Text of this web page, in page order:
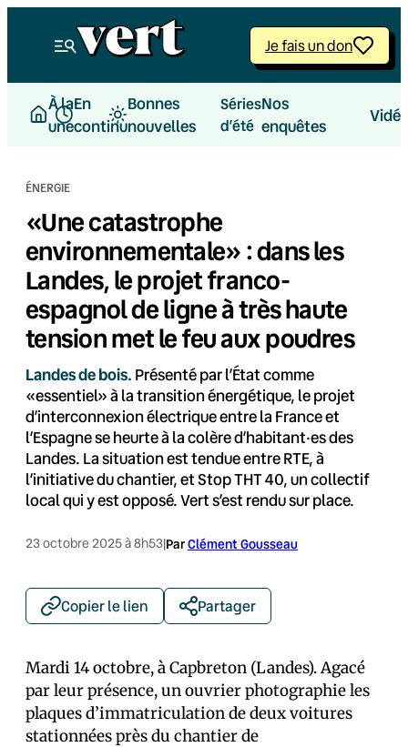
Je fais un don
À la
une
En
continu
Bonnes
nouvelles
Séries
d’été
Nos
enquêtes
ÉNERGIE
«Une catastrophe
environnementale» : dans les
Landes, le projet franco-
espagnol de ligne à très haute
tension met le feu aux poudres
Landes de bois. Présenté par l’État comme
«essentiel» à la transition énergétique, le projet
d’interconnexion électrique entre la France et
l’Espagne se heurte à la colère d’habitant·es des
Landes. La situation est tendue entre RTE, à
l’initiative du chantier, et Stop THT 40, un collectif
local qui y est opposé. Vert s’est rendu sur place.
23 octobre 2025 à 8h53|ParClément Gousseau
Copier le lien Partager
Mardi 14 octobre, à Capbreton (Landes). Agacé
par leur présence, un ouvrier photographie les
plaques d’immatriculation de deux voitures
stationnées près du chantier de